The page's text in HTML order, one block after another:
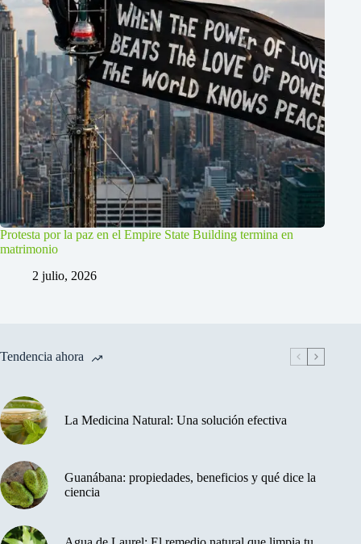
Protesta por la paz en el Empire State Building termina en
matrimonio
2 julio, 2026
Tendencia ahora
La Medicina Natural: Una solución efectiva
Guanábana: propiedades, beneficios y qué dice la
ciencia